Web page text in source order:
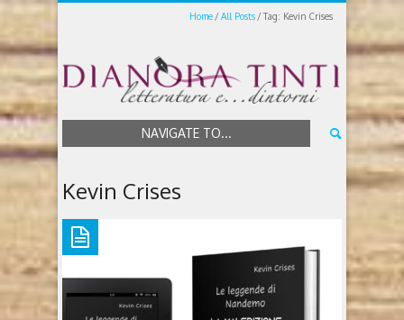
Home All Posts Tag: Kevin Crises
NAVIGATE TO...
Kevin Crises